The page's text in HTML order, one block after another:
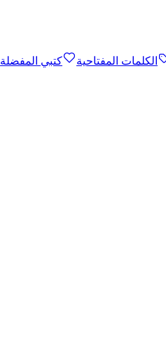
الكلمات المفتاحية
كتبي المفضلة